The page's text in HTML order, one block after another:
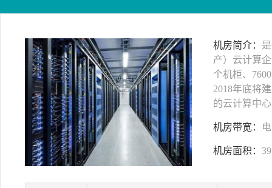
机房简介：
产）云计算
个机柜、
2018年底将
的云计算中
机房带宽：
机房面积：